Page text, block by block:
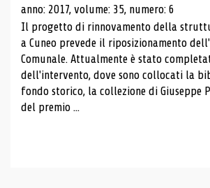
anno: 2017, volume: 35, numero: 6
Il progetto di rinnovamento della
a Cuneo prevede il riposizionamento
Comunale. Attualmente è stato
dell'intervento, dove sono collocati la
fondo storico, la collezione di Giuseppe
del premio ...